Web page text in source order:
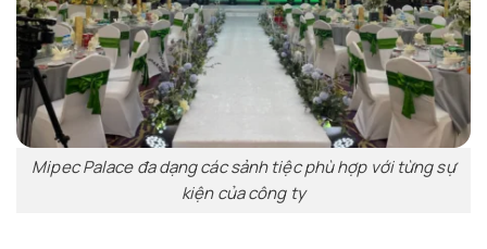
Mipec Palace đa dạng các sảnh tiệc phù hợp với từng sự
kiện của công ty